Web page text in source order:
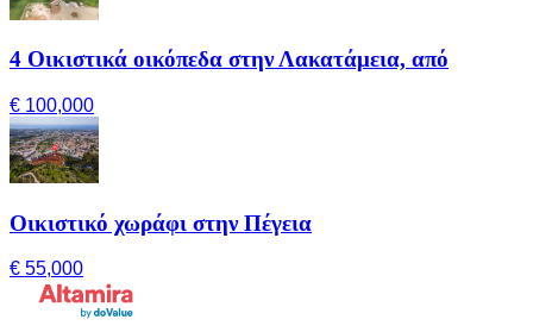
4 Οικιστικά οικόπεδα στην Λακατάμεια, από
€ 100,000
Οικιστικό χωράφι στην Πέγεια
€ 55,000